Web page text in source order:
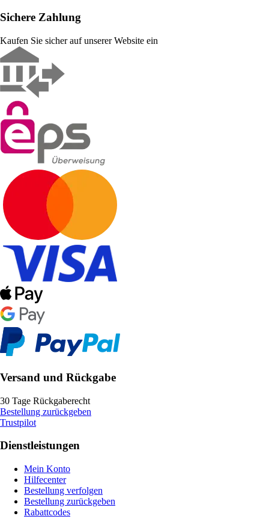
Sichere Zahlung
Kaufen Sie sicher auf unserer Website ein
Versand und Rückgabe
30 Tage Rückgaberecht
Bestellung zurückgeben
Trustpilot
Dienstleistungen
Mein Konto
Hilfecenter
Bestellung verfolgen
Bestellung zurückgeben
Rabattcodes